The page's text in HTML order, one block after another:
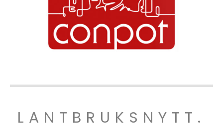
LANTBRUKSNYTT.